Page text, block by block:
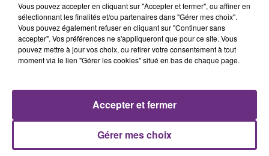
Talk To You Frerot
1h40
1h40 1h37
1h37
Vous pouvez accepter en cliquant sur "Accepter et fermer", ou affiner en
sélectionnant les finalités et/ou partenaires dans "Gérer mes choix".
Vous pouvez également refuser en cliquant sur "Continuer sans
accepter". Vos préférences ne s'appliqueront que pour ce site. Vous
pouvez mettre à jour vos choix, ou retirer votre consentement à tout
moment via le lien "Gérer les cookies" situé en bas de chaque page.
Gérer mes choix
Accepter et fermer